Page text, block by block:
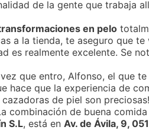
de la gente que trabaja
en pelo
a la tienda, te aseguro que te
es realmente excelente. Se
que entro, Alfonso, el que te
hace que la experiencia de
de piel son preciosas!
combinación de buena
S.L, está en Av. de Ávila, 9,